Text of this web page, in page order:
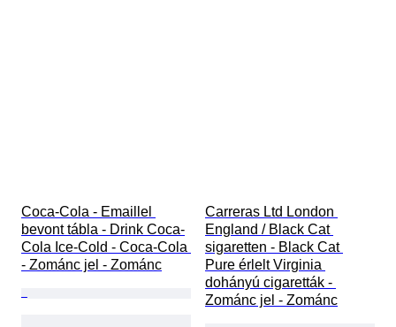
Coca-Cola - Emaillel
bevont tábla - Drink Coca-
Cola Ice-Cold - Coca-Cola
- Zománc jel - Zománc
Carreras Ltd London
England / Black Cat
sigaretten - Black Cat
Pure érlelt Virginia
dohányú cigaretták -
Zománc jel - Zománc